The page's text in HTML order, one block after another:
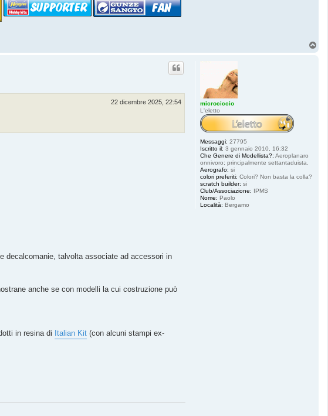
f
microciccio
L'eletto
Messaggi: 27795
Iscritto il: 3 gennaio 2010, 16:32
Che Genere di Modellista?: Aeroplanaro
onnivoro; principalmente settantaduista.
Aerografo: si
colori preferiti: Colori? Non basta la colla?
scratch builder: si
Club/Associazione: IPMS
Nome: Paolo
Località: Bergamo
22 dicembre 2025, 22:54
decalcomanie, talvolta associate ad accessori in
anche se con modelli la cui costruzione può
in resina di Italian Kit (con alcuni stampi ex-